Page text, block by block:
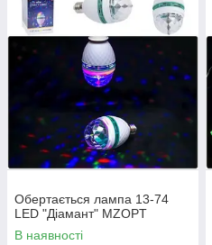
Обертається лампа 13-74
LED "Діамант" MZOPT
В наявності